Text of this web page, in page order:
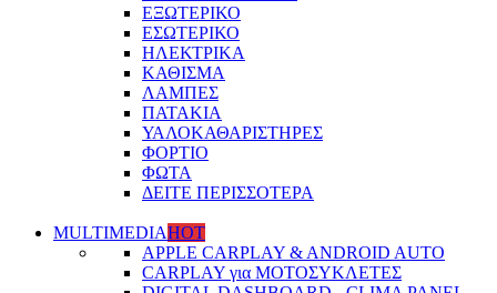
ΕΞΩΤΕΡΙΚΟ
ΕΣΩΤΕΡΙΚΟ
ΗΛΕΚΤΡΙΚΑ
ΚΑΘΙΣΜΑ
ΛΑΜΠΕΣ
ΠΑΤΑΚΙΑ
ΥΑΛΟΚΑΘΑΡΙΣΤΗΡΕΣ
ΦΟΡΤΙΟ
ΦΩΤΑ
ΔΕΙΤΕ ΠΕΡΙΣΣΟΤΕΡΑ
MULTIMEDIAHOT
APPLE CARPLAY & ANDROID AUTO
CARPLAY για ΜΟΤΟΣΥΚΛΕΤΕΣ